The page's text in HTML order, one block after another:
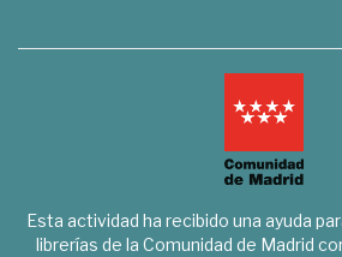
Esta actividad ha recibido una ayuda
librerías de la Comunidad de Madrid